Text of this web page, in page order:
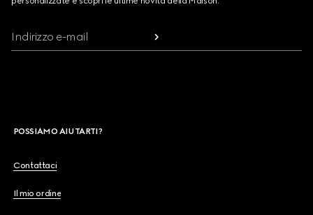
Indirizzo e-mail
POSSIAMO AIUTARTI?
Contattaci
Il mio ordine